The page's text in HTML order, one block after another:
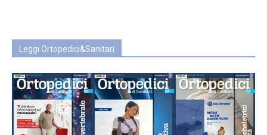
Leggi Ortopedici&Sanitari